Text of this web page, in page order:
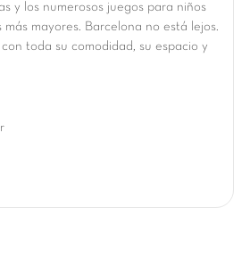
y los numerosos juegos para niños
mayores. Barcelona no está lejos.
toda su comodidad, su espacio y